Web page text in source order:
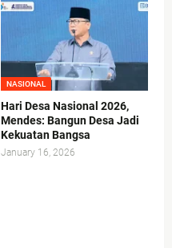
NASIONAL
Hari Desa Nasional 2026,
Mendes: Bangun Desa Jadi
Kekuatan Bangsa
January 16, 2026